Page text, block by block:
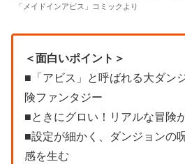
「メイドインアビス」コミックより
＜面白いポイント＞
■「アビス」と呼ばれる大ダン
険ファンタジー
■ときにグロい！リアルな冒険
■設定が細かく、ダンジョンの
感を生む